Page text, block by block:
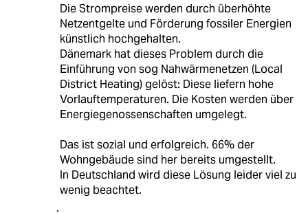
Die Strompreise werden durch überhöhte
Netzentgelte und Förderung fossiler Energien
künstlich hochgehalten.
Dänemark hat dieses Problem durch die
Einführung von sog Nahwärmenetzen (Local
District Heating) gelöst: Diese liefern hohe
Vorlauftemperaturen. Die Kosten werden über
Energiegenossenschaften umgelegt.
Das ist sozial und erfolgreich. 66% der
Wohngebäude sind her bereits umgestellt.
In Deutschland wird diese Lösung leider viel zu
wenig beachtet.